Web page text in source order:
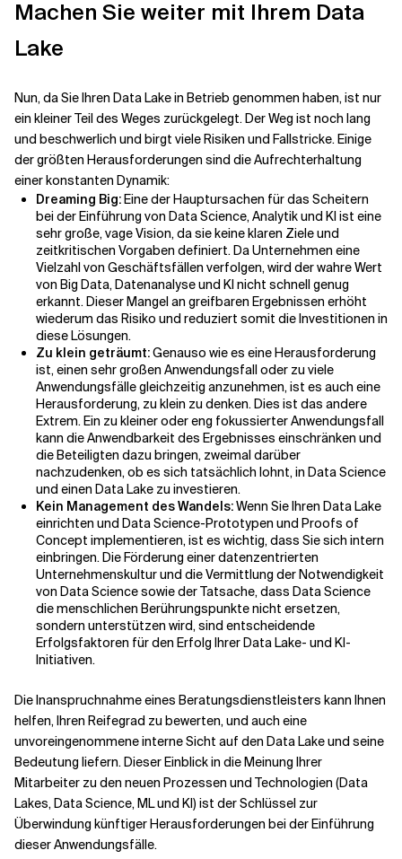
Machen Sie weiter mit Ihrem Data
Lake
Nun, da Sie Ihren Data Lake in Betrieb genommen haben, ist nur
ein kleiner Teil des Weges zurückgelegt. Der Weg ist noch lang
und beschwerlich und birgt viele Risiken und Fallstricke. Einige
der größten Herausforderungen sind die Aufrechterhaltung
einer konstanten Dynamik:
Dreaming Big:Eine der Hauptursachen für das Scheitern
bei der Einführung von Data Science, Analytik und KI ist eine
sehr große, vage Vision, da sie keine klaren Ziele und
zeitkritischen Vorgaben definiert. Da Unternehmen eine
Vielzahl von Geschäftsfällen verfolgen, wird der wahre Wert
von Big Data, Datenanalyse und KI nicht schnell genug
erkannt. Dieser Mangel an greifbaren Ergebnissen erhöht
wiederum das Risiko und reduziert somit die Investitionen in
diese Lösungen.
Zu klein geträumt:Genauso wie es eine Herausforderung
ist, einen sehr großen Anwendungsfall oder zu viele
Anwendungsfälle gleichzeitig anzunehmen, ist es auch eine
Herausforderung, zu klein zu denken. Dies ist das andere
Extrem. Ein zu kleiner oder eng fokussierter Anwendungsfall
kann die Anwendbarkeit des Ergebnisses einschränken und
die Beteiligten dazu bringen, zweimal darüber
nachzudenken, ob es sich tatsächlich lohnt, in Data Science
und einen Data Lake zu investieren.
Kein Management des Wandels:Wenn Sie Ihren Data Lake
einrichten und Data Science-Prototypen und Proofs of
Concept implementieren, ist es wichtig, dass Sie sich intern
einbringen. Die Förderung einer datenzentrierten
Unternehmenskultur und die Vermittlung der Notwendigkeit
von Data Science sowie der Tatsache, dass Data Science
die menschlichen Berührungspunkte nicht ersetzen,
sondern unterstützen wird, sind entscheidende
Erfolgsfaktoren für den Erfolg Ihrer Data Lake- und KI-
Initiativen.
Die Inanspruchnahme eines Beratungsdienstleisters kann Ihnen
helfen, Ihren Reifegrad zu bewerten, und auch eine
unvoreingenommene interne Sicht auf den Data Lake und seine
Bedeutung liefern. Dieser Einblick in die Meinung Ihrer
Mitarbeiter zu den neuen Prozessen und Technologien (Data
Lakes, Data Science, ML und KI) ist der Schlüssel zur
Überwindung künftiger Herausforderungen bei der Einführung
dieser Anwendungsfälle.